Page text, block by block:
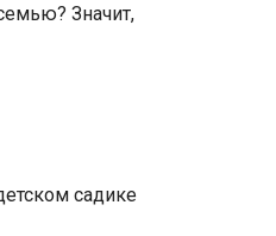
Значит,
садике